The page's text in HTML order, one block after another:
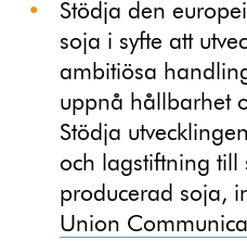
Stödja den
soja i syfte att
ambitiösa
uppnå hållbarhet
Stödja
och lagstiftning till
producerad soja,
Union